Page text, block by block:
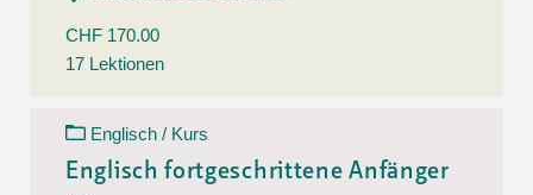
CHF 170.00
17 Lektionen
Englisch / Kurs
Englisch fortgeschrittene Anfänger